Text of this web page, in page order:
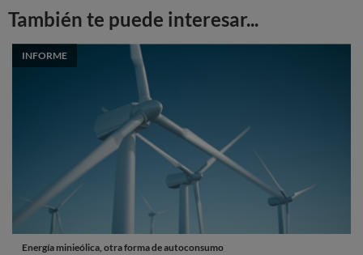
También te puede interesar...
INFORME
Energía minieólica, otra forma de autoconsumo